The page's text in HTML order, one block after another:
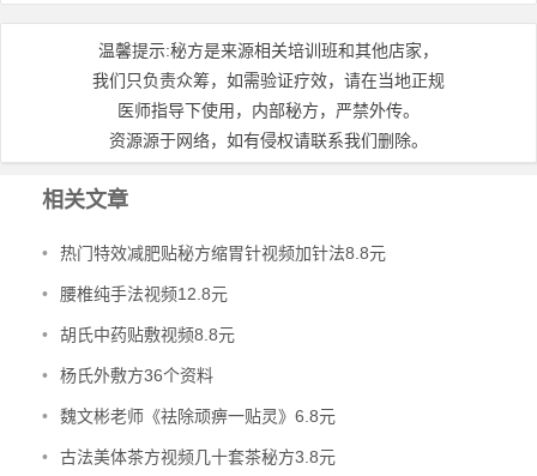
温馨提示:秘方是来源相关培训班和其他店家，
我们只负责众筹，如需验证疗效，请在当地正规
医师指导下使用，内部秘方，严禁外传。
资源源于网络，如有侵权请联系我们删除。
相关文章
• 热门特效减肥贴秘方缩胃针视频加针法8.8元
• 腰椎纯手法视频12.8元
• 胡氏中药贴敷视频8.8元
• 杨氏外敷方36个资料
• 魏文彬老师《祛除顽痹一贴灵》6.8元
• 古法美体茶方视频几十套茶秘方3.8元